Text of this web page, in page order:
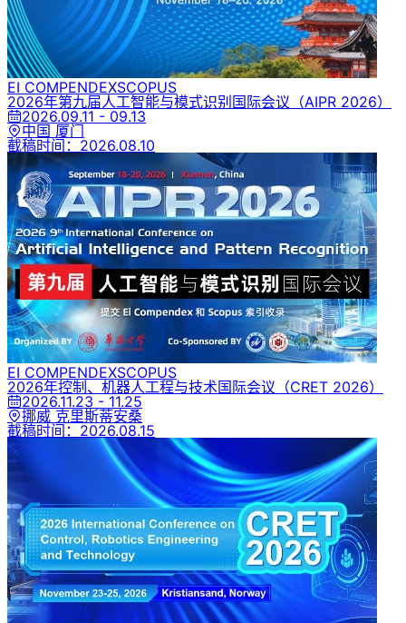
EI COMPENDEXSCOPUS
2026年第九届人工智能与模式识别国际会议 （AIPR 2026）
2026.09.11 - 09.13
中国 厦门
截稿时间： 2026.08.10
EI COMPENDEXSCOPUS
2026年控制、机器人工程与技术国际会议 （CRET 2026）
2026.11.23 - 11.25
挪威 克里斯蒂安桑
截稿时间： 2026.08.15